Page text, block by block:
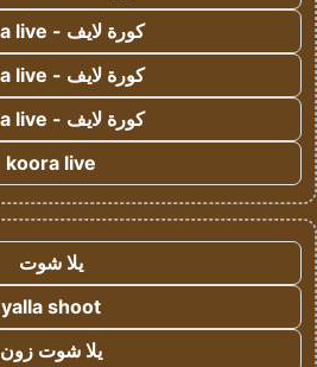
كورة لايف - koora live
كورة لايف - koora live
كورة لايف - koora live
koora live
يلا شوت
yalla shoot
يلا شوت زون